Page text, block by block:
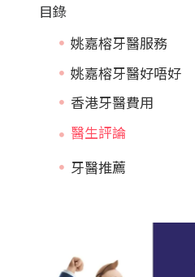
目錄
姚嘉榕牙醫服務
姚嘉榕牙醫好唔好
香港牙醫費用
牙醫推薦